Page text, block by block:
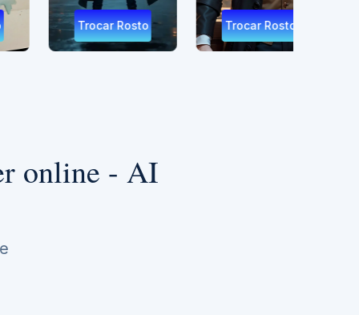
Rosto Trocar Rosto Trocar Rosto
online - AI